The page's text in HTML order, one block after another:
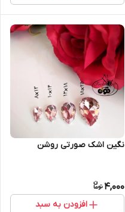
نگین اشک صورتی روشن
4,000
افزودن به سبد